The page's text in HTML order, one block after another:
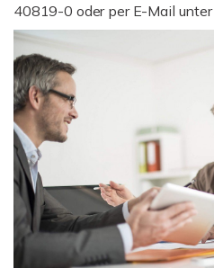
40819-0 oder per E-Mail unter